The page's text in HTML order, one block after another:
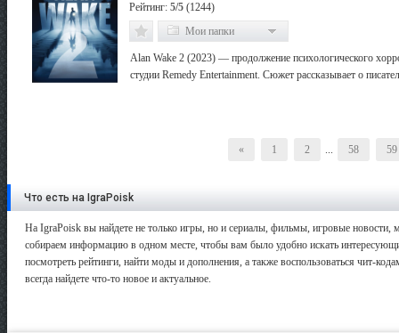
Рейтинг: 5/5 (1244)
Мои папки
Alan Wake 2 (2023) — продолжение психологического
студии Remedy Entertainment. Сюжет рассказывает о
« 1 2 ... 58 59
Что есть на IgraPoisk
На IgraPoisk вы найдете не только игры, но и сериалы, фильмы, игровые
собираем информацию в одном месте, чтобы вам было удобно искать
посмотреть рейтинги, найти моды и дополнения, а также воспользоваться чит-
всегда найдете что-то новое и актуальное.